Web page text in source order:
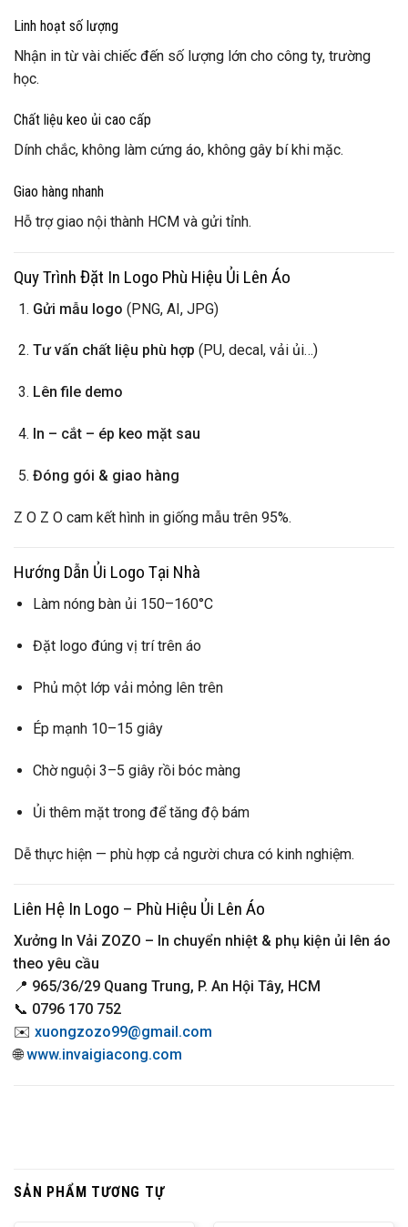
Linh hoạt số lượng
Nhận in từ vài chiếc đến số lượng lớn cho công ty, trường
học.
Chất liệu keo ủi cao cấp
Dính chắc, không làm cứng áo, không gây bí khi mặc.
Giao hàng nhanh
Hỗ trợ giao nội thành HCM và gửi tỉnh.
Quy Trình Đặt In Logo Phù Hiệu Ủi Lên Áo
Gửi mẫu logo (PNG, AI, JPG)
Tư vấn chất liệu phù hợp (PU, decal, vải ủi…)
Lên file demo
In – cắt – ép keo mặt sau
Đóng gói & giao hàng
Z O Z O cam kết hình in giống mẫu trên 95%.
Hướng Dẫn Ủi Logo Tại Nhà
Làm nóng bàn ủi 150–160°C
Đặt logo đúng vị trí trên áo
Phủ một lớp vải mỏng lên trên
Ép mạnh 10–15 giây
Chờ nguội 3–5 giây rồi bóc màng
Ủi thêm mặt trong để tăng độ bám
Dễ thực hiện — phù hợp cả người chưa có kinh nghiệm.
Liên Hệ In Logo – Phù Hiệu Ủi Lên Áo
Xưởng In Vải ZOZO – In chuyển nhiệt & phụ kiện ủi lên áo
theo yêu cầu
📍 965/36/29 Quang Trung, P. An Hội Tây, HCM
📞 0796 170 752
✉️ xuongzozo99@gmail.com
🌐www.invaigiacong.com
SẢN PHẨM TƯƠNG TỰ